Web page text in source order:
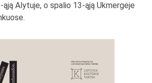
Alytuje, o spalio 13-ąją Ukmergėje